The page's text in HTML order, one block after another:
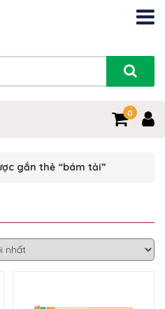
0
gắn thẻ “bám tải”